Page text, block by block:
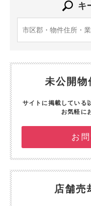
キ
未公開物
サイトに掲載している
お気軽に
お
店舗売